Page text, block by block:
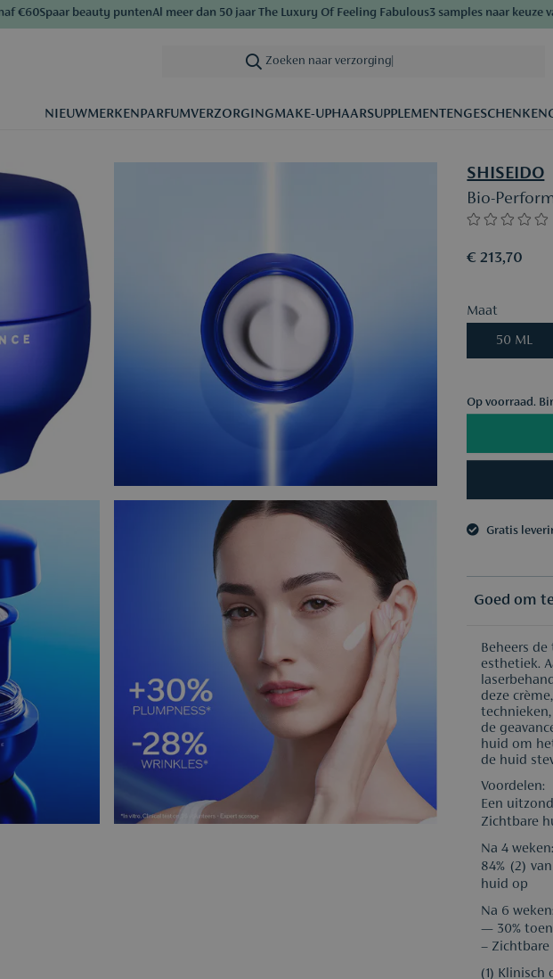
Spaar beauty puntenAl meer dan 50 jaar The Luxury Of Feeling Fabulous3 samples naar keuze vanaf
Zoeken naar verzorging|
NIEUWMERKEN PARFUMVERZORGINGMAKE-UPHAARSUPPLEMENTENGESCHENKEN
SHISEIDO
Bio-
€ 213,70
Maat
50 ML
Op voorraad.
Gratis
Goed om
Beheers
esthetiek.
deze
de
huid om
de huid
Voordelen:
Een
Zichtbare
Na 4 weken:
84% (2)
huid op
Na 6 weken:
— 30%
– Zichtbare
(1) Klinisch